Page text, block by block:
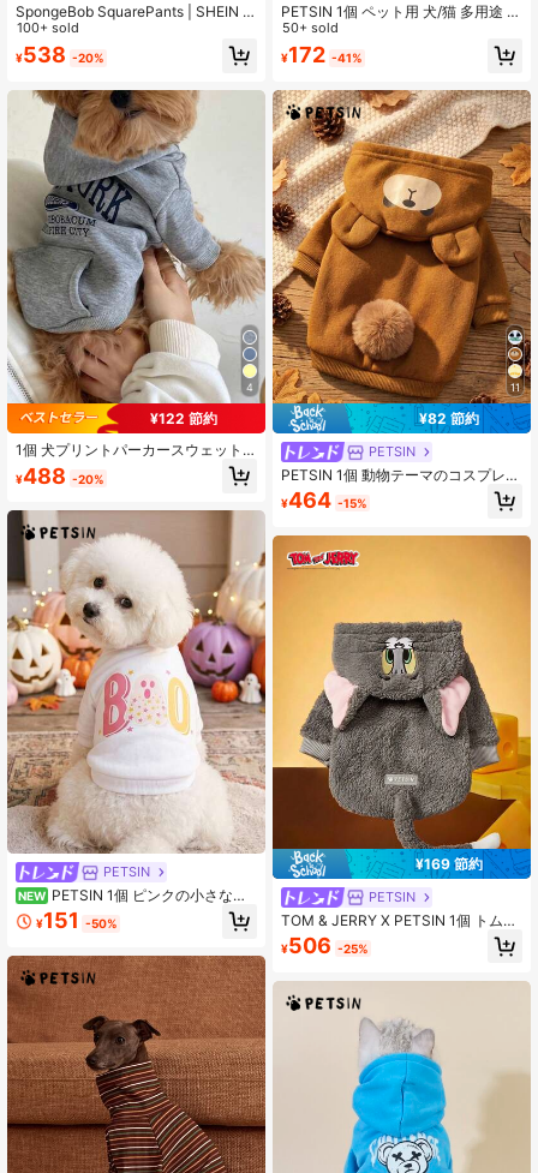
SpongeBob SquarePants | SHEIN 1
個 カートゥーン柄プリントペットパ
ーカー、猫服、犬服、サイズXXS-X
XXXL、エクストラスモール、エクス
100+ sold
¥538 -20%
4
¥122 節約
1個 犬プリントパーカースウェット
シャツ、暖かく快適なペット服、柔
らかい冬用ジャケット 小型/中型犬に
¥488 -20%
PETSIN
NEW PETSIN 1個 ピンクの小さなゴ
ースト文字BOO ピンクのハロウィー
ンゴーストプリント PET用 白い厚手
¥151 -50%
PETSIN 1個 ペット用 犬/猫 多用途 ブ
ラック カジュアル ファッション プ
リント クルーネック スウェットシャ
ツ
50+ sold
¥172 -41%
11
¥82 節約
PETSIN
PETSIN 1個 動物テーマのコスプレ
フーデッドスウェットシャツ、犬や
猫が屋外で着用できます。
¥464 -15%
¥169 節約
PETSIN
TOM & JERRY X PETSIN 1個 トムの
刺繍3Dイヤーデコレーション かわい
い両面フワフワ素材 暖かく快適なパ
¥506 -25%